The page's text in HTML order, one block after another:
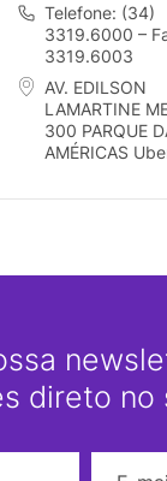
Telefone: (34)
3319.6000 –
3319.6003
AV. EDILSON
LAMARTINE
300 PARQUE
AMÉRICAS
direto no